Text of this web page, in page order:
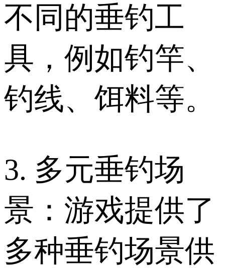
不同的垂钓工
具，例如钓竿、
钓线、饵料等。
3. 多元垂钓场
景：游戏提供了
多种垂钓场景供